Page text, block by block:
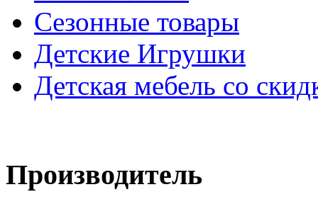
Сезонные товары
Детские Игрушки
Детская мебель со
Производитель